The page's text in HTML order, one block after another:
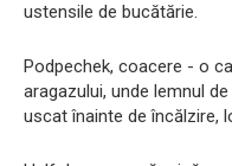
ustensile de bucătărie.
Podpechek, coacere - o
aragazului, unde lemnul
uscat înainte de încălzire,